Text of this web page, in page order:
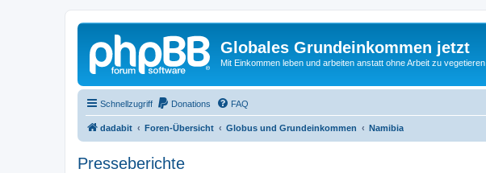
Globales Grundeinkommen jetzt
Mit Einkommen leben und arbeiten anstatt ohne Arbeit zu vegetieren
Schnellzugriff Donations FAQ
dadabit Foren-Übersicht Globus und Grundeinkommen Namibia
Presseberichte